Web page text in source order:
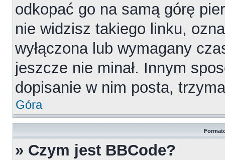
odkopać go na samą górę
nie widzisz takiego linku,
wyłączona lub wymagany
jeszcze nie minał. Innym
dopisanie w nim posta,
Góra
» Czym jest BBCode?